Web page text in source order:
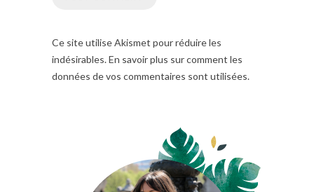
Ce site utilise Akismet pour réduire les
indésirables. En savoir plus sur comment les
données de vos commentaires sont utilisées.